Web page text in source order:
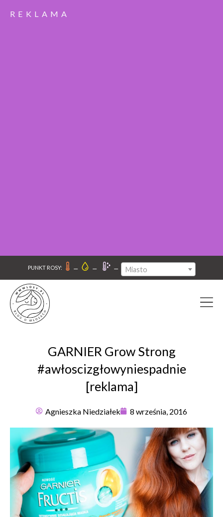
REKLAMA
PUNKT ROSY: – – – Miasto
GARNIER Grow Strong
#awłoscizgłowyniespadnie
[reklama]
Agnieszka Niedziałek 8 września, 2016